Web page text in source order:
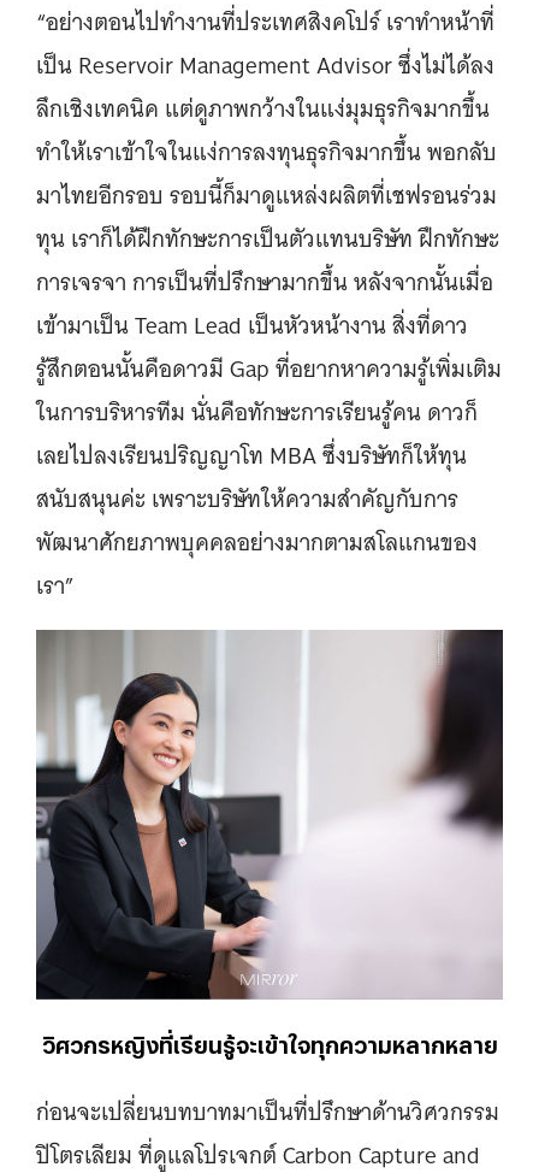
“อย่างตอนไปทำงานที่ประเทศสิงคโปร์ เราทำหน้าที่
เป็น Reservoir Management Advisor ซึ่งไม่ได้ลง
ลึกเชิงเทคนิค แต่ดูภาพกว้างในแง่มุมธุรกิจมากขึ้น
ทำให้เราเข้าใจในแง่การลงทุนธุรกิจมากขึ้น พอกลับ
มาไทยอีกรอบ รอบนี้ก็มาดูแหล่งผลิตที่เชฟรอนร่วม
ทุน เราก็ได้ฝึกทักษะการเป็นตัวแทนบริษัท ฝึกทักษะ
การเจรจา การเป็นที่ปรึกษามากขึ้น หลังจากนั้นเมื่อ
เข้ามาเป็น Team Lead เป็นหัวหน้างาน สิ่งที่ดาว
รู้สึกตอนนั้นคือดาวมี Gap ที่อยากหาความรู้เพิ่มเติม
ในการบริหารทีม นั่นคือทักษะการเรียนรู้คน ดาวก็
เลยไปลงเรียนปริญญาโท MBA ซึ่งบริษัทก็ให้ทุน
สนับสนุนค่ะ เพราะบริษัทให้ความสำคัญกับการ
พัฒนาศักยภาพบุคคลอย่างมากตามสโลแกนของ
เรา”
วิศวกรหญิงที่เรียนรู้จะเข้าใจทุกความหลากหลาย
ก่อนจะเปลี่ยนบทบาทมาเป็นที่ปรึกษาด้านวิศวกรรม
ปิโตรเลียม ที่ดูแลโปรเจกต์ Carbon Capture and